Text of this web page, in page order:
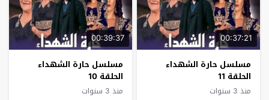
00:37:21
مسلسل حارة الشهداء
الحلقة 11
منذ 3 سنوات
00:39:37
مسلسل حارة الشهداء
الحلقة 10
منذ 3 سنوات